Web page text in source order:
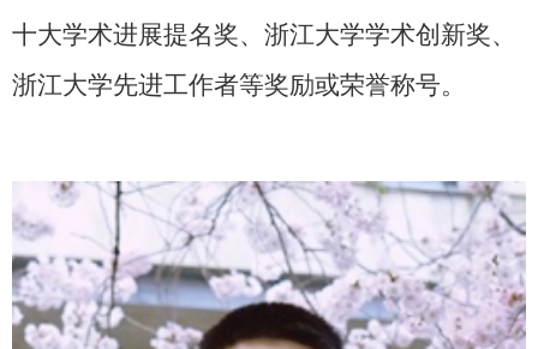
十大学术进展提名奖、浙江大学学术创新奖、
浙江大学先进工作者等奖励或荣誉称号。